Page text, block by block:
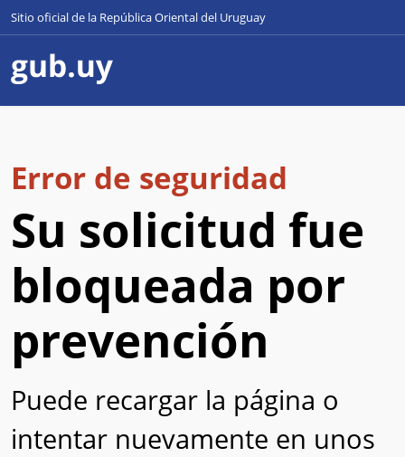
Sitio oficial de la República Oriental del Uruguay
Error de seguridad
Su solicitud fue
bloqueada por
prevención
Puede recargar la página o
intentar nuevamente en unos